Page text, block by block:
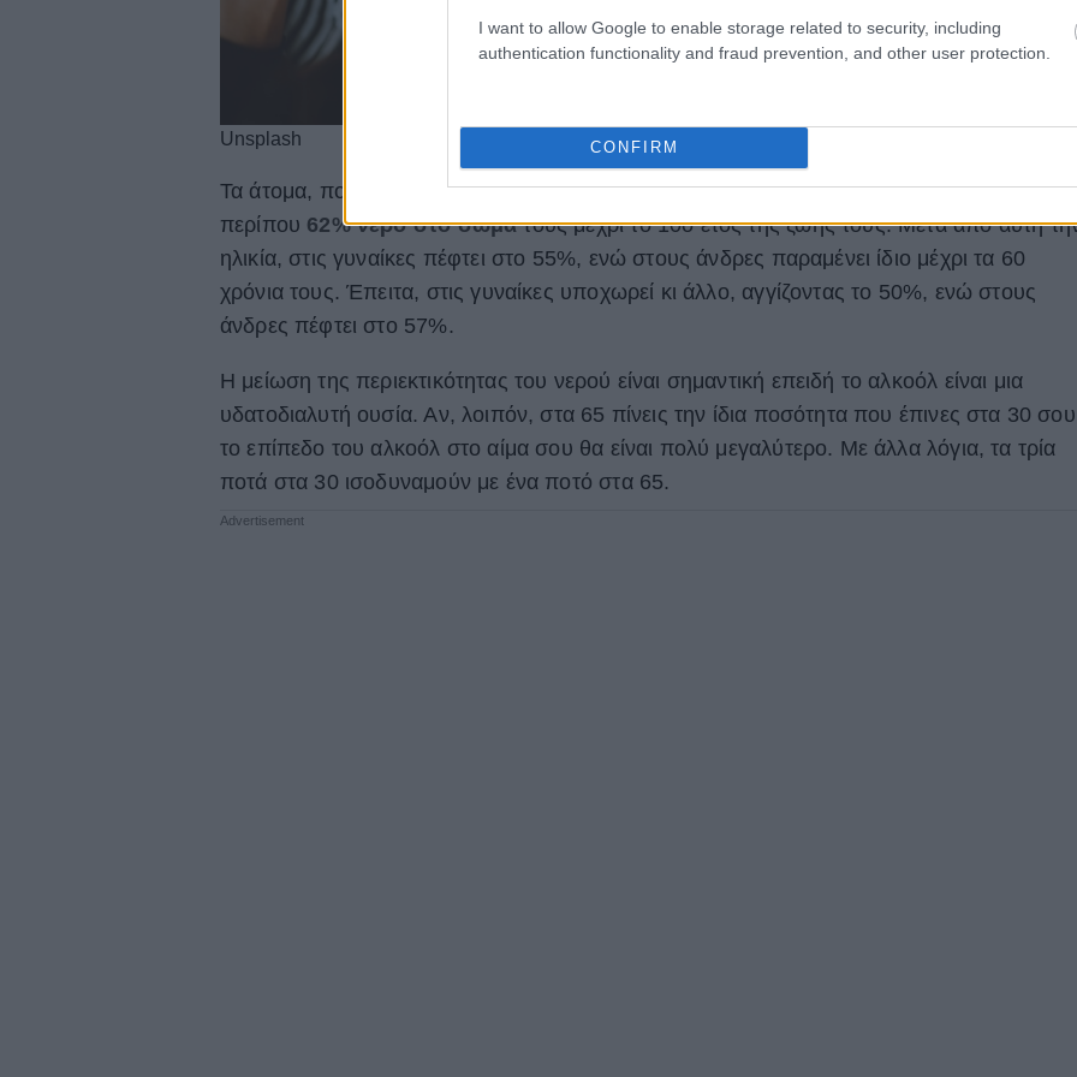
I want to allow Google to enable storage related to security, including
authentication functionality and fraud prevention, and other user protection.
CONFIRM
Unsplash
Τα άτομα, που το βάρος τους κυμαίνεται μέσα στο φυσιολογικό εύρος, διαθέτουν
περίπου 62% νερό στο σώματους μέχρι το 10ο έτος της ζωής τους. Μετά από αυτή
ηλικία, στις γυναίκες πέφτει στο 55%, ενώ στους άνδρες παραμένει ίδιο μέχρι τα 60
χρόνια τους. Έπειτα, στις γυναίκες υποχωρεί κι άλλο, αγγίζοντας το 50%, ενώ στους
άνδρες πέφτει στο 57%.
Η μείωση της περιεκτικότητας του νερού είναι σημαντική επειδή το αλκοόλ είναι μια
υδατοδιαλυτή ουσία. Αν, λοιπόν, στα 65 πίνεις την ίδια ποσότητα που έπινες στα 30
το επίπεδο του αλκοόλ στο αίμα σου θα είναι πολύ μεγαλύτερο. Με άλλα λόγια, τα τρία
ποτά στα 30 ισοδυναμούν με ένα ποτό στα 65.